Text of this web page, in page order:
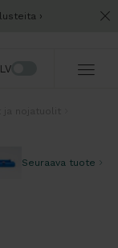
Seuraava tuote